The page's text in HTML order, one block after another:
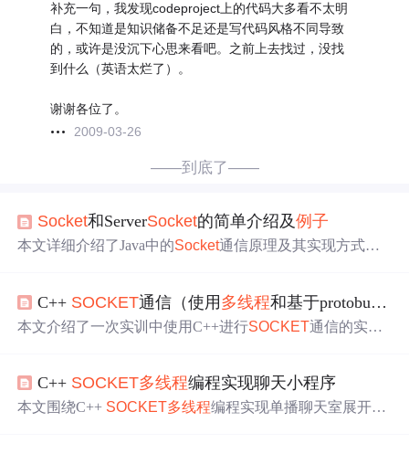
补充一句，我发现codeproject上的代码大多看不太明
白，不知道是知识储备不足还是写代码风格不同导致
的，或许是没沉下心思来看吧。之前上去找过，没找
到什么（英语太烂了）。
谢谢各位了。
2009-03-26
——到底了——
Socket和ServerSocket的简单介绍及例子
本文详细介绍了Java中的Socket通信原理及其实现方式，
C++ SOCKET通信（使用 多线程和基于protobuf协议）
本文介绍了一次实训中使用C++进行SOCKET通信的实
VS2017并涉及protobuf的配置步骤，最终展示了运行截
图。
C++ SOCKET多线程编程实现聊天小程序
本文围绕C++ SOCKET多线程编程实现单播聊天室展开。